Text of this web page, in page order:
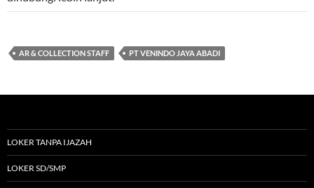
AR & COLLECTION STAFF PT VENINDO JAYA ABADI
LOKER TANPA IJAZAH
LOKER SD/SMP